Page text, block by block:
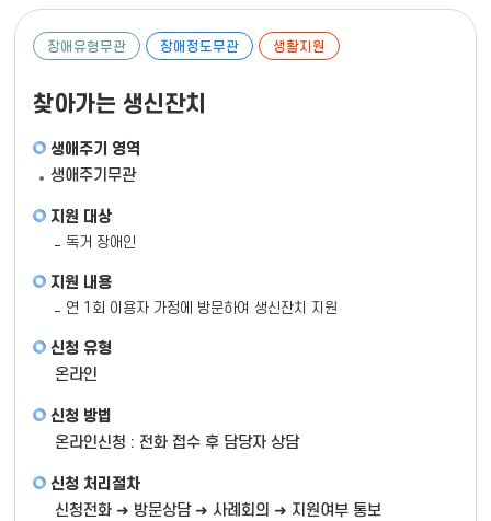
장애유형무관 장애정도무관 생활지원
찾아가는 생신잔치
생애주기 영역
생애주기무관
지원 대상
독거 장애인
지원 내용
연 1회 이용자 가정에 방문하여 생신잔치 지원
신청 유형
온라인
신청 방법
온라인신청 : 전화 접수 후 담당자 상담
신청 처리절차
신청전화 ➜ 방문상담 ➜ 사례회의 ➜ 지원여부 통보